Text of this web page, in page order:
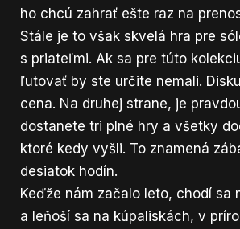
ho chcú zahrať ešte raz na
Stále je to však skvelá hra pre
s priateľmi. Ak sa pre túto
ľutovať by ste určite nemali.
cena. Na druhej strane, je
dostanete tri plné hry a všetky
ktoré kedy vyšli. To znamená
desiatok hodín.
Keďže nám začalo leto, chodí sa
a leňoší sa na kúpaliskách, v